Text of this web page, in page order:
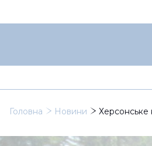
Головна Новини Херсонське